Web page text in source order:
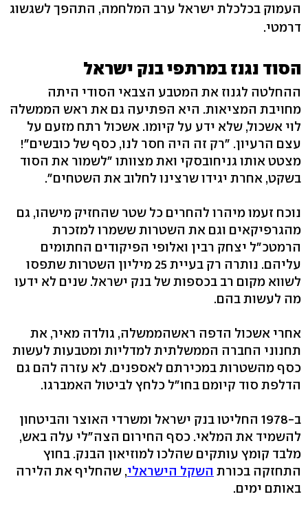
העמוק בכלכלת ישראל ערב המלחמה, התהפך לשגשוג
דרמטי.
הסוד נגנז במרתפי בנק ישראל
ההחלטה לגנוז את המטבע הצבאי הסודי היתה
מחויבת המציאות. היא הפתיעה גם את ראש הממשלה
לוי אשכול, שלא ידע על קיומו. אשכול רתח מזעם על
עצם הרעיון. "רק זה היה חסר לנו, כסף של כובשים"!
מצטט אותו גניחובסקי ואת מצוותו "לשמור את הסוד
בשקט, אחרת יגידו שרצינו לחלוב את השטחים".
נוכח זעמו מיהרו להחרים כל שטר שהחזיק מישהו, גם
מהגרפיקאים וגם את השטרות ששמרו למזכרת
הרמטכ"ל יצחק רבין ואלופי הפיקודים החתומים
עליהם. נותרה רק בעיית 25 מיליון השטרות שתפסו
לשווא מקום רב בכספות של בנק ישראל. שנים לא ידעו
מה לעשות בהם.
אחרי אשכול הדפה ראשהממשלה, גולדה מאיר, את
תחנוני החברה הממשלתית למדליות ומטבעות לעשות
כסף מהשטרות במכירתם לאספנים. לא עזרה להם גם
הדלפת סוד קיומם בחו"ל כלחץ לביטול האמברגו.
ב-1978 החליטו בנק ישראל ומשרדי האוצר והביטחון
להשמיד את המלאי. כסף החירום הצה"לי עלה באש,
מלבד קומץ עותקים שהלכו למוזיאון הבנק. בחוץ
התחזקה בכורת השקל הישראלי, שהחליף את הלירה
באותם ימים.